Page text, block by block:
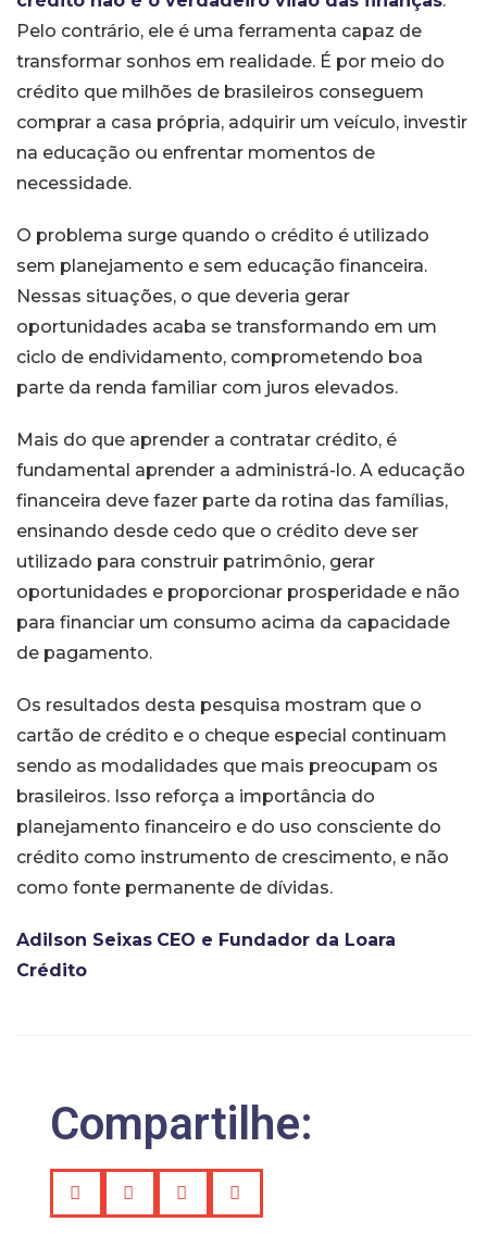
Pelo contrário, ele é uma ferramenta capaz de
transformar sonhos em realidade. É por meio do
crédito que milhões de brasileiros conseguem
comprar a casa própria, adquirir um veículo, investir
na educação ou enfrentar momentos de
necessidade.
O problema surge quando o crédito é utilizado
sem planejamento e sem educação financeira.
Nessas situações, o que deveria gerar
oportunidades acaba se transformando em um
ciclo de endividamento, comprometendo boa
parte da renda familiar com juros elevados.
Mais do que aprender a contratar crédito, é
fundamental aprender a administrá-lo. A educação
financeira deve fazer parte da rotina das famílias,
ensinando desde cedo que o crédito deve ser
utilizado para construir patrimônio, gerar
oportunidades e proporcionar prosperidade e não
para financiar um consumo acima da capacidade
de pagamento.
Os resultados desta pesquisa mostram que o
cartão de crédito e o cheque especial continuam
sendo as modalidades que mais preocupam os
brasileiros. Isso reforça a importância do
planejamento financeiro e do uso consciente do
crédito como instrumento de crescimento, e não
como fonte permanente de dívidas.
Adilson Seixas CEO e Fundador da Loara
Crédito
Compartilhe: